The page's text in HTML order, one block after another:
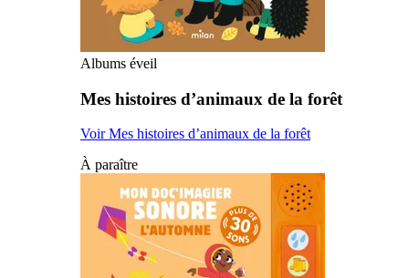
Albums éveil
Mes histoires d’animaux de la forêt
Voir Mes histoires d’animaux de la forêt
À paraître